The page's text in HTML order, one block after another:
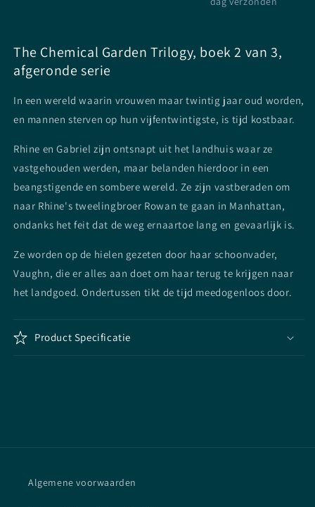
The Chemical Garden Trilogy, boek 2 van 3,
afgeronde serie
In een wereld waarin vrouwen maar twintig jaar oud worden,
en mannen sterven op hun vijfentwintigste, is tijd kostbaar.
Rhine en Gabriel zijn ontsnapt uit het landhuis waar ze
vastgehouden werden, maar belanden hierdoor in een
beangstigende en sombere wereld. Ze zijn vastberaden om
naar Rhine's tweelingbroer Rowan te gaan in Manhattan,
ondanks het feit dat de weg ernaartoe lang en gevaarlijk is.
Ze worden op de hielen gezeten door haar schoonvader,
Vaughn, die er alles aan doet om haar terug te krijgen naar
het landgoed. Ondertussen tikt de tijd meedogenloos door.
Product Specificatie
Algemene voorwaarden